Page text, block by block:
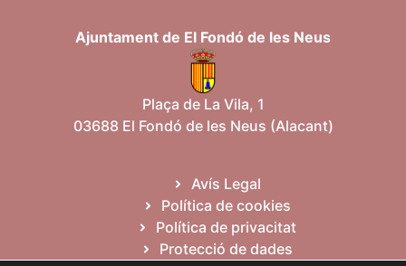
Ajuntament de El Fondó de les Neus
Plaça de La Vila, 1
03688 El Fondó de les Neus (Alacant)
Avís Legal
Política de cookies
Política de privacitat
Protecció de dades